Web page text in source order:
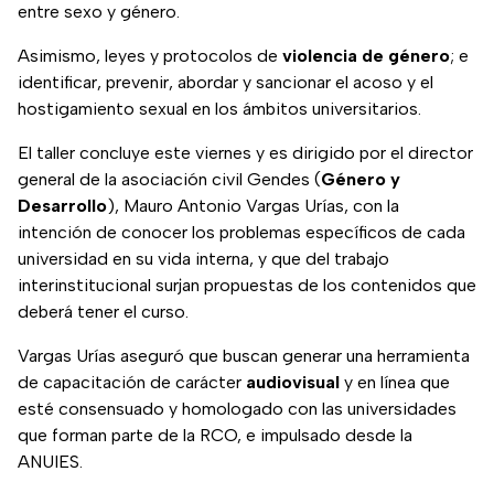
entre sexo y género.
Asimismo, leyes y protocolos de violencia de género; e
identificar, prevenir, abordar y sancionar el acoso y el
hostigamiento sexual en los ámbitos universitarios.
El taller concluye este viernes y es dirigido por el director
general de la asociación civil Gendes (Género y
Desarrollo), Mauro Antonio Vargas Urías, con la
intención de conocer los problemas específicos de cada
universidad en su vida interna, y que del trabajo
interinstitucional surjan propuestas de los contenidos que
deberá tener el curso.
Vargas Urías aseguró que buscan generar una herramienta
de capacitación de carácter audiovisual y en línea que
esté consensuado y homologado con las universidades
que forman parte de la RCO, e impulsado desde la
ANUIES.